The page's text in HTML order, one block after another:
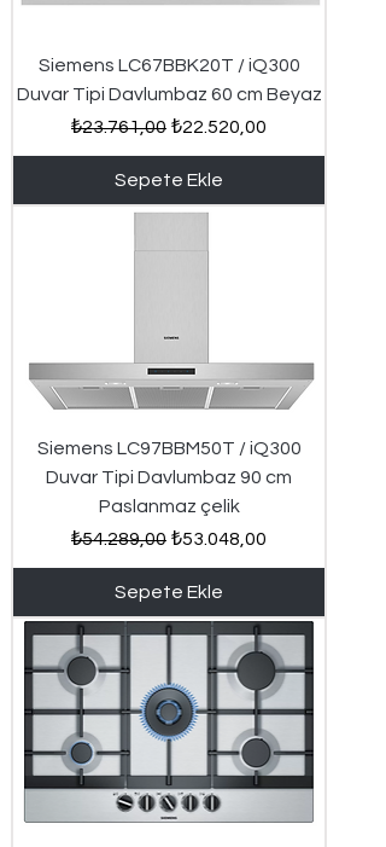
Siemens LC67BBK20T / iQ300
Duvar Tipi Davlumbaz 60 cm Beyaz
Normal Fiyat
₺23.761,00 İndirimli Fiyat
₺22.520,00
Sepete Ekle
Siemens LC97BBM50T / iQ300
Duvar Tipi Davlumbaz 90 cm
Paslanmaz çelik
Normal Fiyat
₺54.289,00 İndirimli Fiyat
₺53.048,00
Sepete Ekle